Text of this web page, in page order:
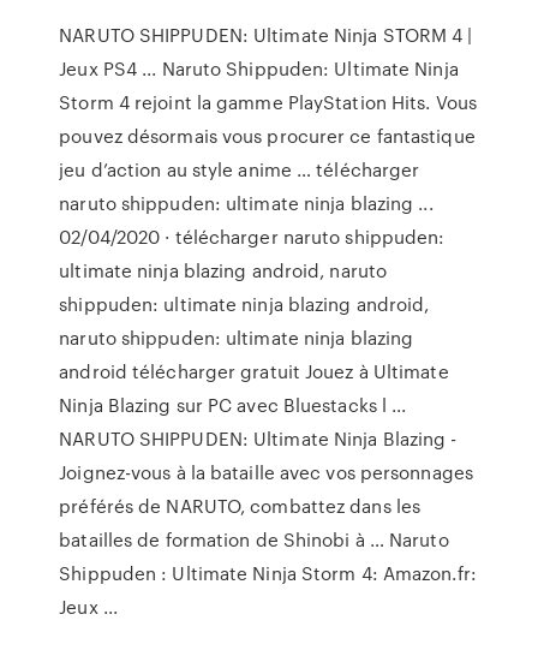
NARUTO SHIPPUDEN: Ultimate Ninja STORM 4 |
Jeux PS4 ... Naruto Shippuden: Ultimate Ninja
Storm 4 rejoint la gamme PlayStation Hits. Vous
pouvez désormais vous procurer ce fantastique
jeu d’action au style anime … télécharger
naruto shippuden: ultimate ninja blazing ...
02/04/2020 · télécharger naruto shippuden:
ultimate ninja blazing android, naruto
shippuden: ultimate ninja blazing android,
naruto shippuden: ultimate ninja blazing
android télécharger gratuit Jouez à Ultimate
Ninja Blazing sur PC avec Bluestacks l ...
NARUTO SHIPPUDEN: Ultimate Ninja Blazing -
Joignez-vous à la bataille avec vos personnages
préférés de NARUTO, combattez dans les
batailles de formation de Shinobi à … Naruto
Shippuden : Ultimate Ninja Storm 4: Amazon.fr:
Jeux ...